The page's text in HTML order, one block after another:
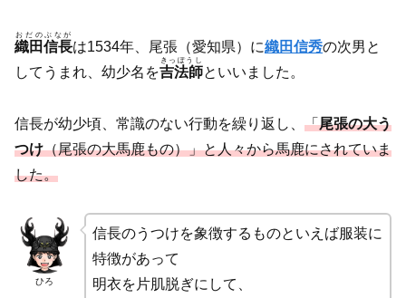
織田信長
おだのぶなが
は1534年、尾張（愛知県）に織田信秀の次男と
してうまれ、幼少名を吉法師
きっぽうし
といいました。
信長が幼少頃、常識のない行動を繰り返し、 「尾張の大う
つけ（尾張の大馬鹿もの）」と人々から馬鹿にされていま
した。
ひろ
信長のうつけを象徴するものといえば服装に
特徴があって
明衣を片肌脱ぎにして、